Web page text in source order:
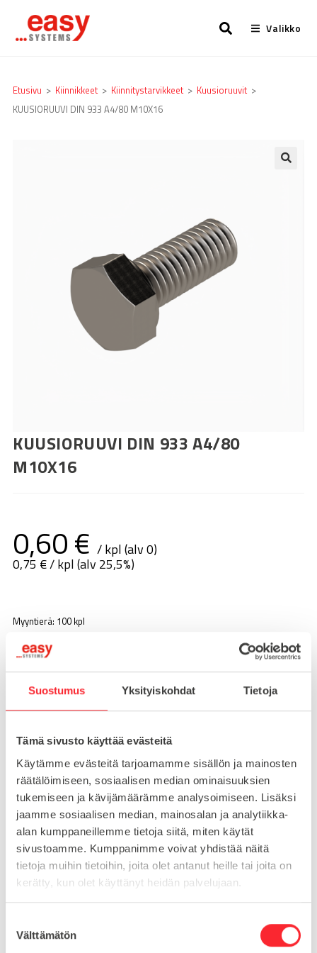
Suostumus Yksityiskohdat Tietoja
Tämä sivusto käyttää evästeitä
Käytämme evästeitä tarjoamamme sisällön ja mainosten
räätälöimiseen, sosiaalisen median ominaisuuksien
tukemiseen ja kävijämäärämme analysoimiseen. Lisäksi
jaamme sosiaalisen median, mainosalan ja analytiikka-
alan kumppaneillemme tietoja siitä, miten käytät
sivustoamme. Kumppanimme voivat yhdistää näitä
tietoja muihin tietoihin, joita olet antanut heille tai joita on
kerätty, kun olet käyttänyt heidän palvelujaan.
Välttämätön
Valikko
Etusivu > Kiinnikkeet > Kiinnitystarvikkeet > Kuusioruuvit >
KUUSIORUUVI DIN 933 A4/80 M10X16
KUUSIORUUVI DIN 933 A4/80
M10X16
0,60€ / kpl (alv 0)
0,75 €/ kpl (alv 25,5%)
Myyntierä: 100 kpl
- + LISÄÄ OSTOSKORIIN
Toimitusaika 7-10 arkipäivää
Pikatoimitus mahdollinen, kysy myynnistämme.
Toimituskulut 25€ kun lähetyksen pituus alle 1900mm.
Yli 1900mm toimitus 50€ ja yli 3000mm toimitus 150€
Tuotenumero 009101016 005 100